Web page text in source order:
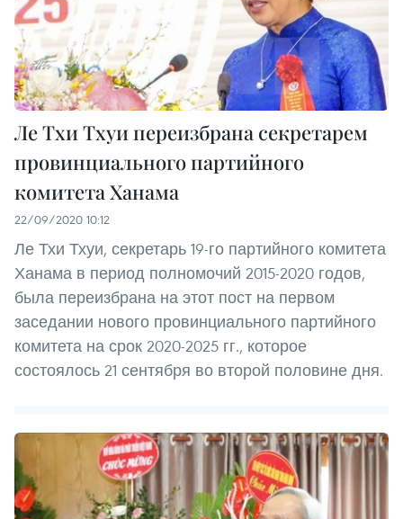
Ле Тхи Тхуи переизбрана секретарем
провинциального партийного
комитета Ханама
22/09/2020 10:12
Ле Тхи Тхуи, секретарь 19-го партийного комитета
Ханама в период полномочий 2015-2020 годов,
была переизбрана на этот пост на первом
заседании нового провинциального партийного
комитета на срок 2020-2025 гг., которое
состоялось 21 сентября во второй половине дня.